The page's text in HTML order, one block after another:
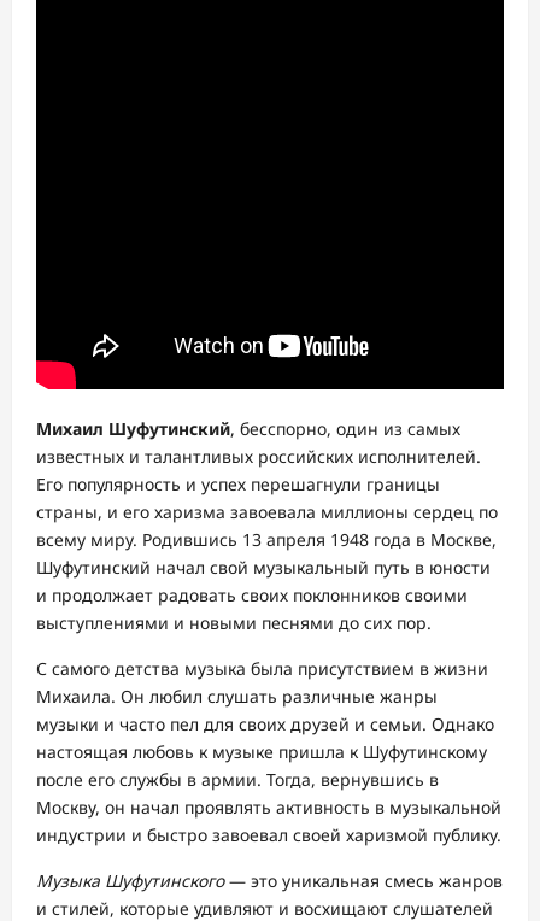
Михаил Шуфутинский, бесспорно, один из самых
известных и талантливых российских исполнителей.
Его популярность и успех перешагнули границы
страны, и его харизма завоевала миллионы сердец по
всему миру. Родившись 13 апреля 1948 года в Москве,
Шуфутинский начал свой музыкальный путь в юности
и продолжает радовать своих поклонников своими
выступлениями и новыми песнями до сих пор.
С самого детства музыка была присутствием в жизни
Михаила. Он любил слушать различные жанры
музыки и часто пел для своих друзей и семьи. Однако
настоящая любовь к музыке пришла к Шуфутинскому
после его службы в армии. Тогда, вернувшись в
Москву, он начал проявлять активность в музыкальной
индустрии и быстро завоевал своей харизмой публику.
Музыка Шуфутинского— это уникальная смесь жанров
и стилей, которые удивляют и восхищают слушателей